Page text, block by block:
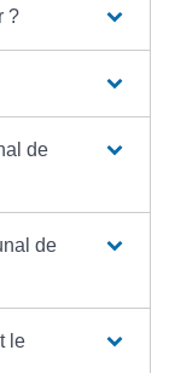
?
de
de
le